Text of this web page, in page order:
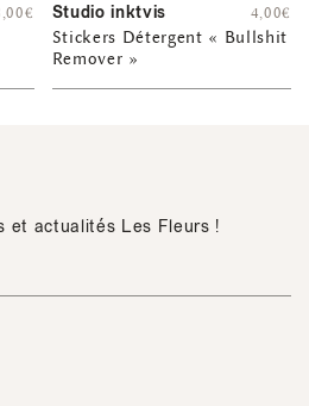
€ Studio inktvis
Stickers Détergent « Bullshit
Remover »
4,00€
et actualités Les Fleurs !